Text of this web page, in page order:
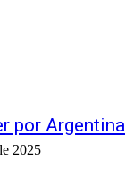
por Argentina
2025